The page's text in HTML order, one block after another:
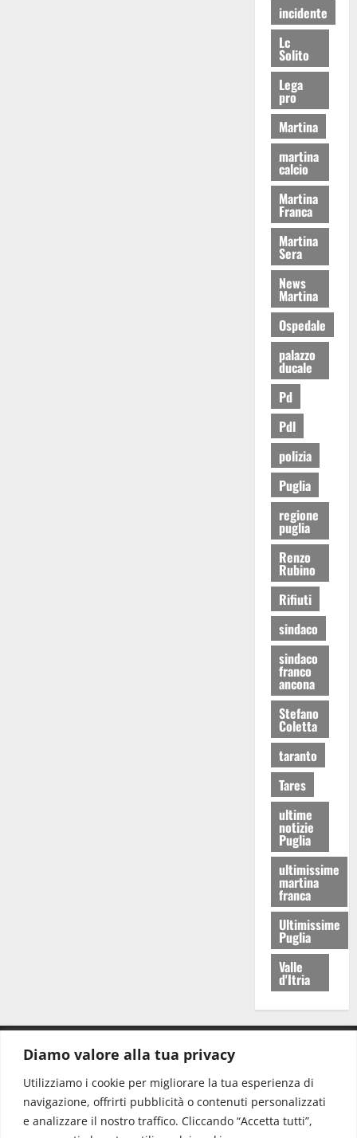
Diamo valore alla tua privacy
Utilizziamo i cookie per migliorare la tua esperienza di
navigazione, offrirti pubblicità o contenuti personalizzati
e analizzare il nostro traffico. Cliccando “Accetta tutti”,
incidente
Lc
Solito
Lega
pro
Martina
martina
calcio
Martina
Franca
Martina
Sera
News
Martina
Ospedale
palazzo
ducale
Pd
Pdl
polizia
Puglia
regione
puglia
Renzo
Rubino
Rifiuti
sindaco
sindaco
franco
ancona
Stefano
Coletta
taranto
Tares
ultime
notizie
Puglia
ultimissime
martina
franca
Ultimissime
Puglia
Valle
d'Itria
Redazione: redazione@www.martinasera.it
Direttore:direttore@www.martinasera.it